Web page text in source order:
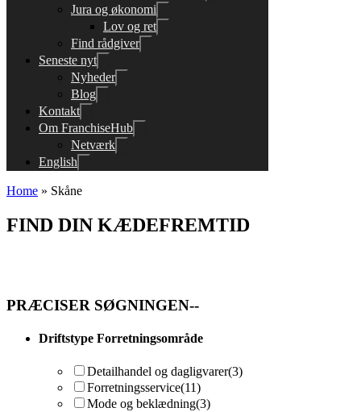
Jura og økonomi
Lov og ret
Find rådgiver
Seneste nyt
Nyheder
Blog
Kontakt
Om FranchiseHub
Netværk
English
Home » Skåne
FIND DIN KÆDEFREMTID
PRÆCISER SØGNINGEN--
Driftstype Forretningsområde
Detailhandel og dagligvarer(3)
Forretningsservice(11)
Mode og beklædning(3)